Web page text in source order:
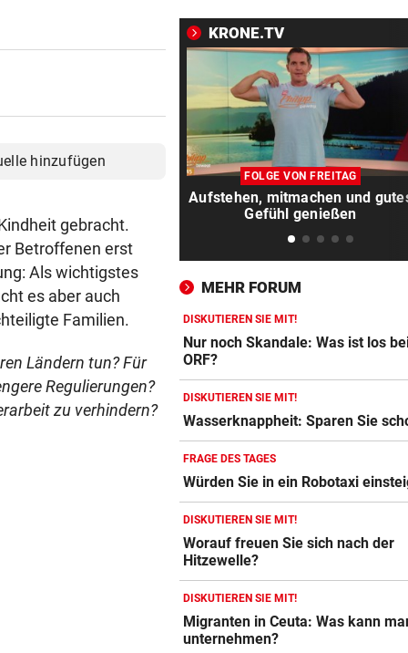
hinzufügen
gebracht.
Betroffenen erst
Als wichtigstes
es aber auch
Familien.
Ländern tun? Für
Regulierungen?
zu verhindern?
Kampf gegen Krebs
ÖSTERREICHER BETROFFEN vor
Abfallhandel in Südtirol:
Haftbefehle aufgehoben
SCHWERE VERBRENNUNGEN vor
Arbeiter fing im Schlosspark
Laxenburg Feuer
Österreich liegt bei E-
deutlich zurück
KÄRNTNERIN IN DEN USA
Kurios! WM-Starterin lernte
Youtube das Gehen
BEI IVF-BEHANDLUNGEN
Hitze kann die Anzahl der
verringern
BEI VISUM-ANTRAG vor
USA wollen Reisende online
genauer durchleuchten
INFERNO IM HOCHTAL
Lenker sah Rauch, dann ging
Traktor in Flammen auf
KRONE.TV
FOLGE VON FREITAG
Aufstehen, mitmachen und
Gefühl genießen
MEHR FORUM
DISKUTIEREN SIE MIT!
Nur noch Skandale: Was ist los
ORF?
DISKUTIEREN SIE MIT!
Wasserknappheit: Sparen Sie
FRAGE DES TAGES
Würden Sie in ein Robotaxi
DISKUTIEREN SIE MIT!
Worauf freuen Sie sich nach der
Hitzewelle?
DISKUTIEREN SIE MIT!
Migranten in Ceuta: Was kann
unternehmen?